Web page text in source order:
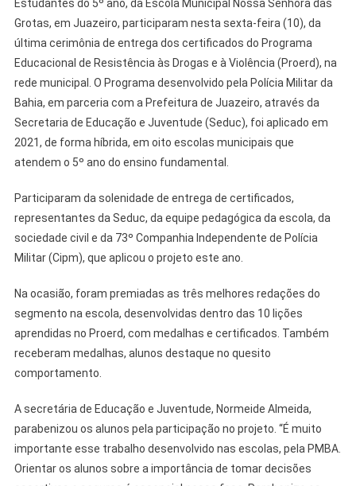
Estudantes do 5º ano, da Escola Municipal Nossa Senhora das
Grotas, em Juazeiro, participaram nesta sexta-feira (10), da
última cerimônia de entrega dos certificados do Programa
Educacional de Resistência às Drogas e à Violência (Proerd), na
rede municipal. O Programa desenvolvido pela Polícia Militar da
Bahia, em parceria com a Prefeitura de Juazeiro, através da
Secretaria de Educação e Juventude (Seduc), foi aplicado em
2021, de forma híbrida, em oito escolas municipais que
atendem o 5º ano do ensino fundamental.
Participaram da solenidade de entrega de certificados,
representantes da Seduc, da equipe pedagógica da escola, da
sociedade civil e da 73º Companhia Independente de Polícia
Militar (Cipm), que aplicou o projeto este ano.
Na ocasião, foram premiadas as três melhores redações do
segmento na escola, desenvolvidas dentro das 10 lições
aprendidas no Proerd, com medalhas e certificados. Também
receberam medalhas, alunos destaque no quesito
comportamento.
A secretária de Educação e Juventude, Normeide Almeida,
parabenizou os alunos pela participação no projeto. “É muito
importante esse trabalho desenvolvido nas escolas, pela PMBA.
Orientar os alunos sobre a importância de tomar decisões